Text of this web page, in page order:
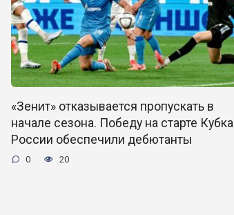
«Зенит» отказывается пропускать в
начале сезона. Победу на старте Кубка
России обеспечили дебютанты
0 20